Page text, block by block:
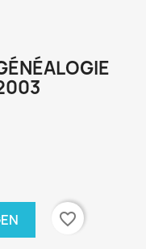
favorite_border